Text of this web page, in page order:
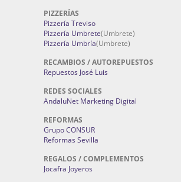
PIZZERÍAS
Pizzería Treviso
Pizzería Umbrete(Umbrete)
Pizzería Umbría(Umbrete)
RECAMBIOS / AUTOREPUESTOS
Repuestos José Luis
REDES SOCIALES
AndaluNet Marketing Digital
REFORMAS
Grupo CONSUR
Reformas Sevilla
REGALOS / COMPLEMENTOS
Jocafra Joyeros